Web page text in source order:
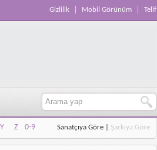
Gizlilik Mobil Görünüm Telif
Y Z
0-9
Y Z 0-9
Sanatçıya Göre Şarkıya Göre